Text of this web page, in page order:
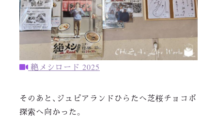
絶メシロード 2025
そのあと、ジュピアランドひらたへ芝桜チョコボ
探索へ向かった。